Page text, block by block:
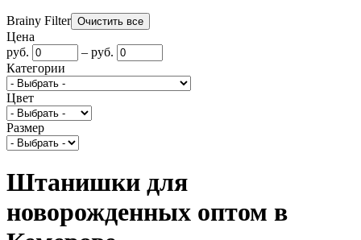
Brainy Filter
Цена
руб.
– руб.
Категории
Цвет
Размер
Штанишки для
новорожденных оптом в